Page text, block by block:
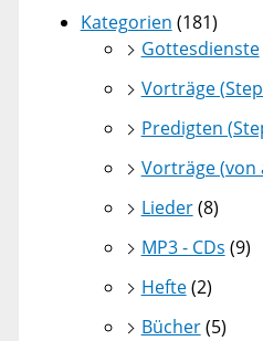
Kategorien (181)
Gottesdienste
Vorträge
Predigten
Vorträge (von
Lieder(8)
MP3 - CDs (9)
Hefte(2)
Bücher(5)